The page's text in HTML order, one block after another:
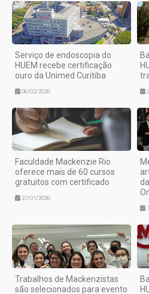
Serviço de endoscopia do
HUEM recebe certificação
ouro da Unimed Curitiba
06/02/2026
Faculdade Mackenzie Rio
oferece mais de 60 cursos
gratuitos com certificado
27/01/2026
Trabalhos de Mackenzistas
são selecionados para evento